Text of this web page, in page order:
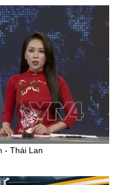
- Thái Lan